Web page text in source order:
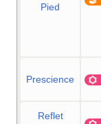
Pied
Prescience
Reflet